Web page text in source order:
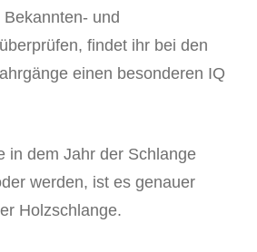
und
findet ihr bei den
einen besonderen IQ
in dem Jahr der Schlange
werden, ist es genauer
Holzschlange.